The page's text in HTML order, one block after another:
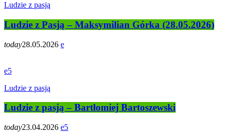
Ludzie z pasją
Ludzie z Pasją – Maksymilian Górka (28.05.2026)
today28.05.2026
5
Ludzie z pasją
Ludzie z pasją – Bartłomiej Bartoszewski
today23.04.2026 5